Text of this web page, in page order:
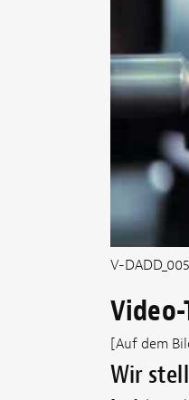
V-DADD_005
[Auf dem
Wir